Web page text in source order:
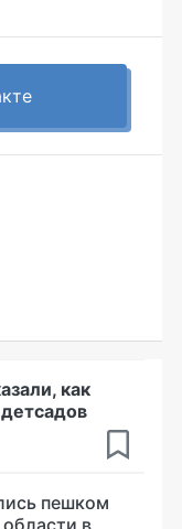
как
пешком
в